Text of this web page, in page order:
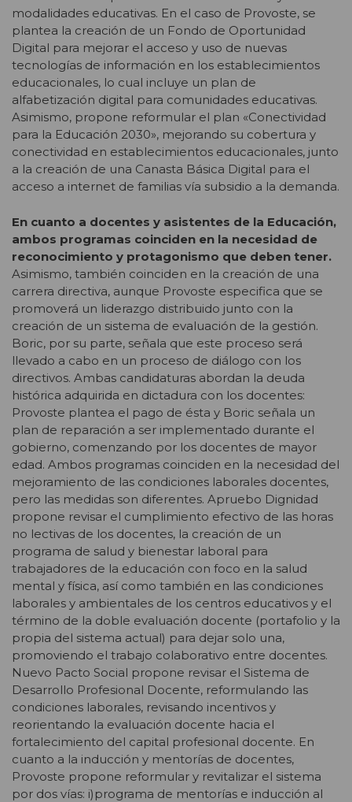
modalidades educativas. En el caso de Provoste, se
plantea la creación de un Fondo de Oportunidad
Digital para mejorar el acceso y uso de nuevas
tecnologías de información en los establecimientos
educacionales, lo cual incluye un plan de
alfabetización digital para comunidades educativas.
Asimismo, propone reformular el plan «Conectividad
para la Educación 2030», mejorando su cobertura y
conectividad en establecimientos educacionales, junto
a la creación de una Canasta Básica Digital para el
acceso a internet de familias vía subsidio a la demanda.
En cuanto a docentes y asistentes de la Educación,
ambos programas coinciden en la necesidad de
reconocimiento y protagonismo que deben tener.
Asimismo, también coinciden en la creación de una
carrera directiva, aunque Provoste especifica que se
promoverá un liderazgo distribuido junto con la
creación de un sistema de evaluación de la gestión.
Boric, por su parte, señala que este proceso será
llevado a cabo en un proceso de diálogo con los
directivos. Ambas candidaturas abordan la deuda
histórica adquirida en dictadura con los docentes:
Provoste plantea el pago de ésta y Boric señala un
plan de reparación a ser implementado durante el
gobierno, comenzando por los docentes de mayor
edad. Ambos programas coinciden en la necesidad del
mejoramiento de las condiciones laborales docentes,
pero las medidas son diferentes. Apruebo Dignidad
propone revisar el cumplimiento efectivo de las horas
no lectivas de los docentes, la creación de un
programa de salud y bienestar laboral para
trabajadores de la educación con foco en la salud
mental y física, así como también en las condiciones
laborales y ambientales de los centros educativos y el
término de la doble evaluación docente (portafolio y la
propia del sistema actual) para dejar solo una,
promoviendo el trabajo colaborativo entre docentes.
Nuevo Pacto Social propone revisar el Sistema de
Desarrollo Profesional Docente, reformulando las
condiciones laborales, revisando incentivos y
reorientando la evaluación docente hacia el
fortalecimiento del capital profesional docente. En
cuanto a la inducción y mentorías de docentes,
Provoste propone reformular y revitalizar el sistema
por dos vías: i)programa de mentorías e inducción al